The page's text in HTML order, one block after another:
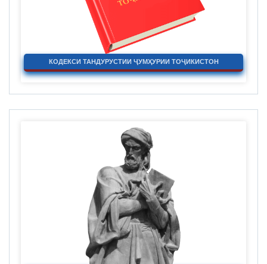
КОДЕКСИ ТАНДУРУСТИИ ҶУМҲУРИИ ТОҶИКИСТОН